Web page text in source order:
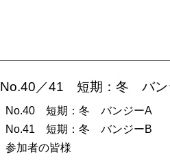
No.40／41 短期：冬 バン
No.40 短期：冬 バンジーA
No.41 短期：冬 バンジーB
参加者の皆様